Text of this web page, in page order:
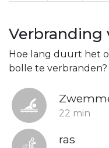
Verbranding
Hoe lang duurt het
bolle te verbranden?
22 min
ras